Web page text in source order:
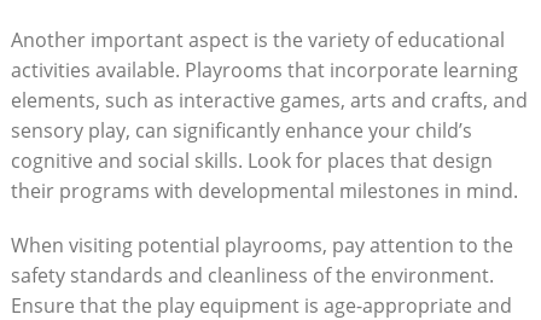
Another important aspect is the variety of educational
activities available. Playrooms that incorporate learning
elements, such as interactive games, arts and crafts, and
sensory play, can significantly enhance your child’s
cognitive and social skills. Look for places that design
their programs with developmental milestones in mind.
When visiting potential playrooms, pay attention to the
safety standards and cleanliness of the environment.
Ensure that the play equipment is age-appropriate and